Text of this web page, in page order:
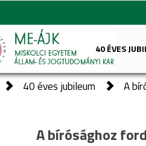
40 ÉVES
40 éves jubileum A
A bírósághoz